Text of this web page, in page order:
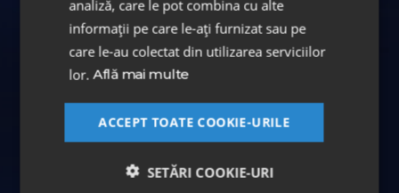
procedurilor.
Programează o evaluare ortodontică
Tratament ortodontic (aparat dentar)
analiză, care le pot combina cu alte
informații pe care le-ați furnizat sau pe
care le-au colectat din utilizarea serviciilor
lor.Află mai multe
ACCEPT TOATE COOKIE-URILE
SETĂRI COOKIE-URI